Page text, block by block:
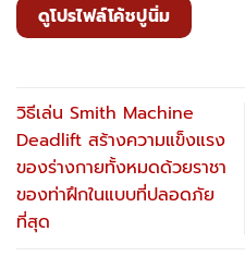
ดูโปรไฟล์โค้ชปูนิ่ม
วิธีเล่น Smith Machine
Deadlift สร้างความแข็งแรง
ของร่างกายทั้งหมดด้วยราชา
ของท่าฝึกในแบบที่ปลอดภัย
ที่สุด